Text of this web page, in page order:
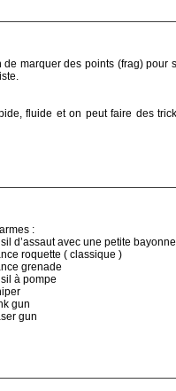
marquer des points (frag)
fluide et on peut faire des
:
d’assaut avec une petite
roquette ( classique )
grenade
à pompe
gun
gun